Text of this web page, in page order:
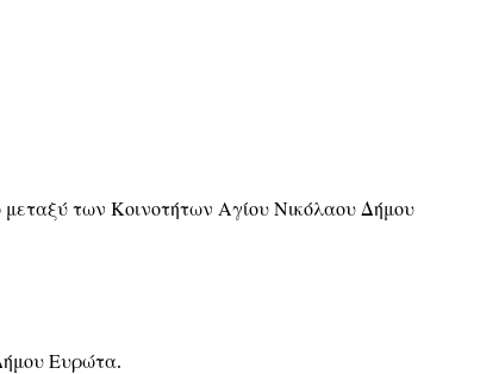
των Κοινοτήτων Αγίου Νικόλαου Δήμου
Ευρώτα.